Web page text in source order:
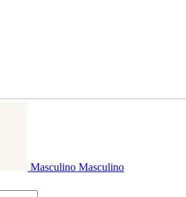
Masculino Masculino